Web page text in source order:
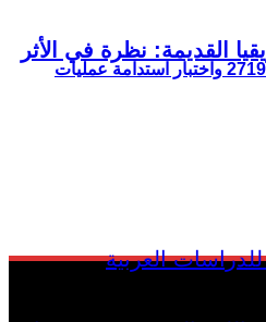
متلازمة مقديشو: القرار 2719 واختبار استدامة عمليات
القديمة: نظرة في الأثر